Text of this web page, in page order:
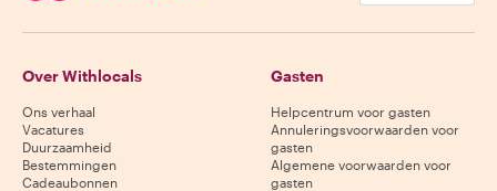
Over Withlocals
Ons verhaal
Vacatures
Duurzaamheid
Bestemmingen
Cadeaubonnen
Gasten
Helpcentrum voor gasten
Annuleringsvoorwaarden voor
gasten
Algemene voorwaarden voor
gasten